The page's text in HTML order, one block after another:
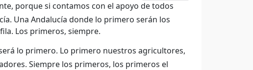
porque si contamos con el apoyo de todos
Una Andalucía donde lo primero serán los
Los primeros, siempre.
lo primero. Lo primero nuestros agricultores,
Siempre los primeros, los primeros el